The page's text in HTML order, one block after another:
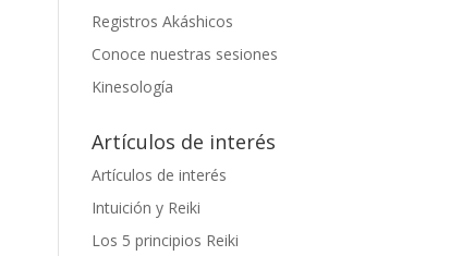
Registros Akáshicos
Conoce nuestras sesiones
Kinesología
Artículos de interés
Artículos de interés
Intuición y Reiki
Los 5 principios Reiki